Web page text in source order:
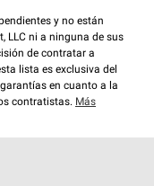
y no están
LLC ni a ninguna de sus
de contratar a
lista es exclusiva del
en cuanto a la
contratistas. Más